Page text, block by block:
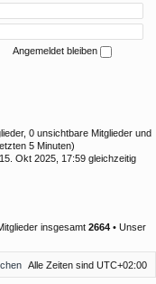
Angemeldet bleiben
0 unsichtbare Mitglieder und
5 Minuten)
Okt 2025, 17:59 gleichzeitig
insgesamt 2664 • Unser
Alle Zeiten sind UTC+02:00